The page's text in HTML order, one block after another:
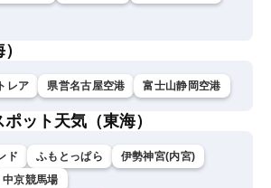
レア 県営名古屋空港 富士山静岡空港
ット天気（東海）
ド ふもとっぱら
伊勢神宮(内宮)
中京競馬場